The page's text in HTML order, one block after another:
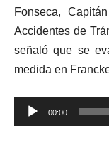
Fonseca,
Accidentes de
señaló que se
medida en
Reproductor
de
00:00